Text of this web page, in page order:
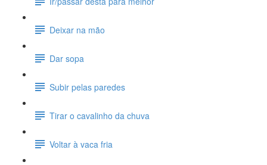
Deixar na mão
Dar sopa
Subir pelas paredes
Tirar o cavalinho da chuva
Voltar à vaca fria